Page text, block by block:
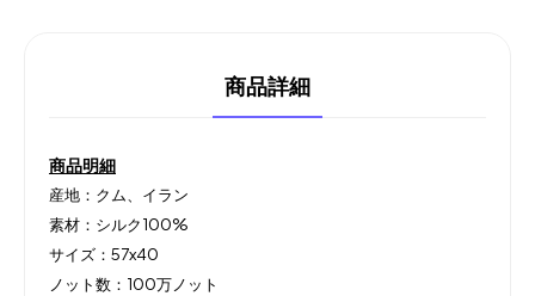
商品詳細
商品明細
産地：クム、イラン
素材：シルク100%
サイズ：57x40
ノット数：100万ノット